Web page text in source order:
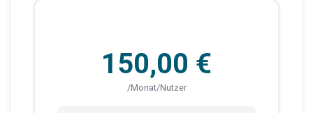
150,00 €
/Monat/Nutzer